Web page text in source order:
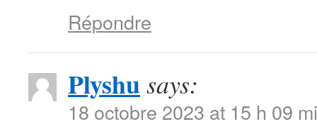
Répondre
Plyshusays:
18 octobre 2023 at 15 h 09